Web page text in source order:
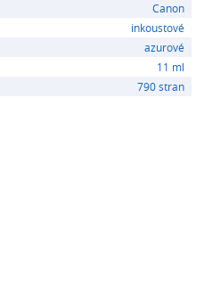
Canon
inkoustové
azurové
11 ml
790 stran